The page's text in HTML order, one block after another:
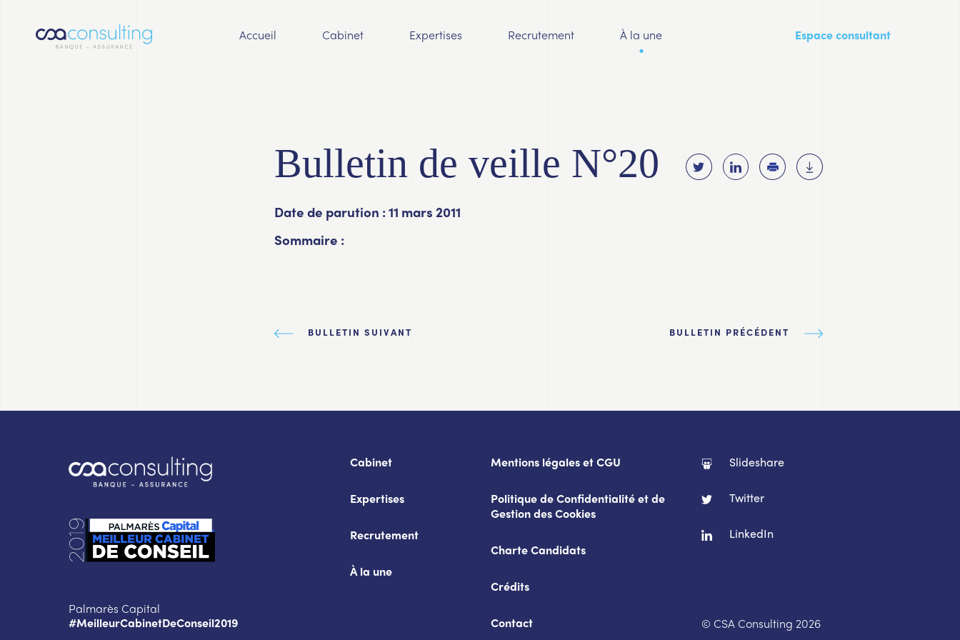
Accueil Cabinet Expertises Recrutement À la une Espace consultant
Bulletin de veille N°20
Date de parution : 11 mars 2011
Sommaire :
BULLETIN SUIVANT BULLETIN PRÉCÉDENT
Palmarès Capital
#MeilleurCabinetDeConseil2019
Cabinet
Expertises
Recrutement
À la une
Mentions légales et CGU
Politique de Confidentialité et de
Gestion des Cookies
Charte Candidats
Crédits
Contact
Slideshare
Twitter
LinkedIn
© CSA Consulting 2026